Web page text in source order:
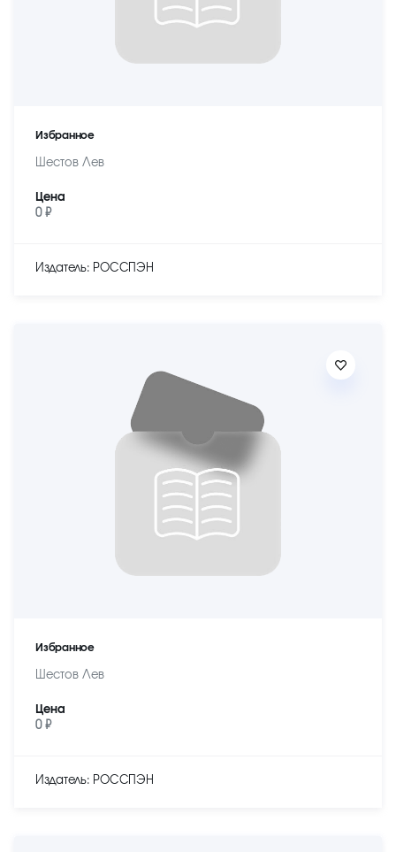
Избранное
Шестов Лев
Цена
0 ₽
Издатель: РОССПЭН
Избранное
Шестов Лев
Цена
0 ₽
Издатель: РОССПЭН